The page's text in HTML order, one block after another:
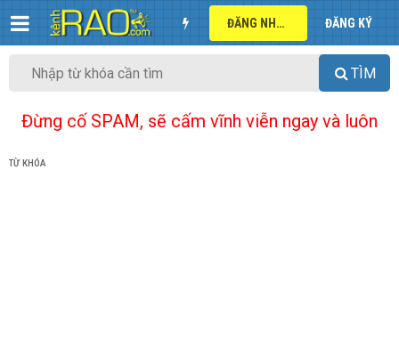
ĐĂNG NHẬP ĐĂNG KÝ
TÌM
Đừng cố SPAM, sẽ cấm vĩnh viễn ngay và luôn
TỪ KHÓA